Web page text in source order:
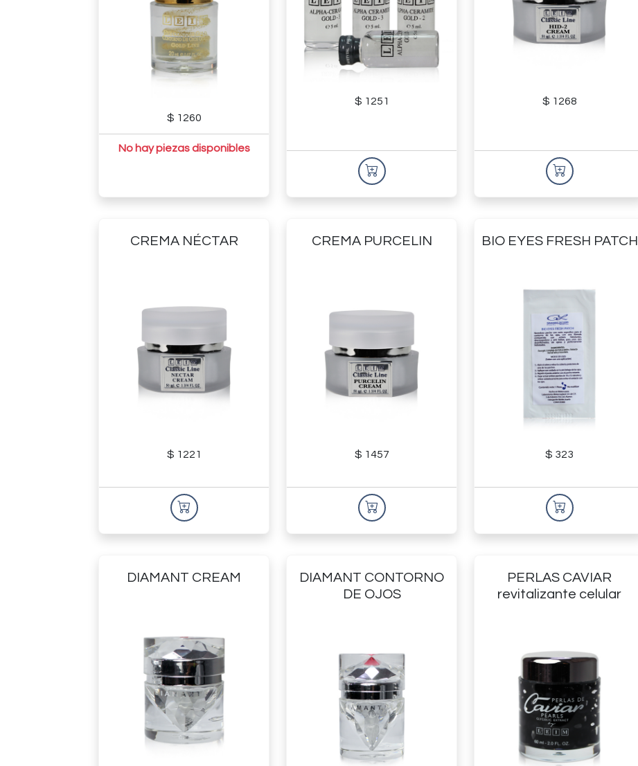
$ 1260
No hay piezas disponibles
$ 1251 $ 1268
CREMA NÉCTAR
$ 1221
CREMA PURCELIN
$ 1457
BIO EYES FRESH PATCH
$ 323
DIAMANT CREAM
DIAMANT CONTORNO
DE OJOS
PERLAS CAVIAR
revitalizante celular